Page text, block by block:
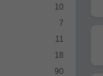
10
7
11
18
90